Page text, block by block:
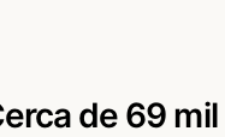
de 69 mil